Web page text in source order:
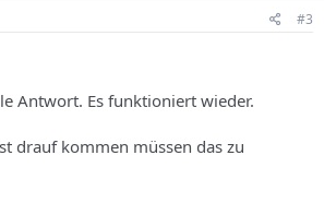
#3
Antwort. Es funktioniert wieder.
drauf kommen müssen das zu